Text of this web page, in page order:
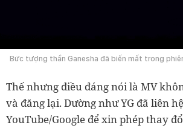
Bức tượng thần Ganesha đã biến mất trong
Thế nhưng điều đáng nói là MV
và đăng lại. Dường như YG đã liên
YouTube/Google để xin phép thay